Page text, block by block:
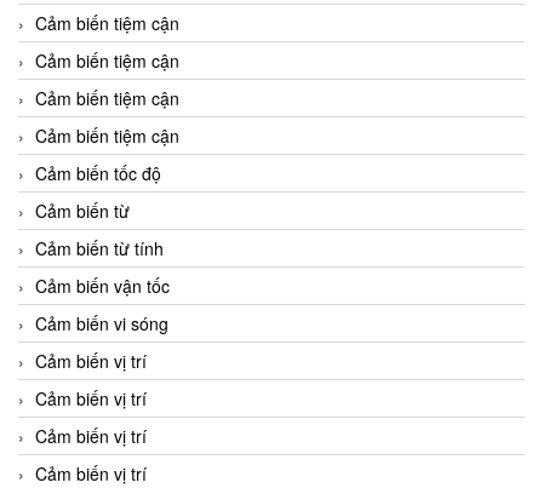
Cảm biến tiệm cận
Cảm biến tiệm cận
Cảm biến tiệm cận
Cảm biến tiệm cận
Cảm biến tốc độ
Cảm biến từ
Cảm biến từ tính
Cảm biến vận tốc
Cảm biến vi sóng
Cảm biến vị trí
Cảm biến vị trí
Cảm biến vị trí
Cảm biến vị trí